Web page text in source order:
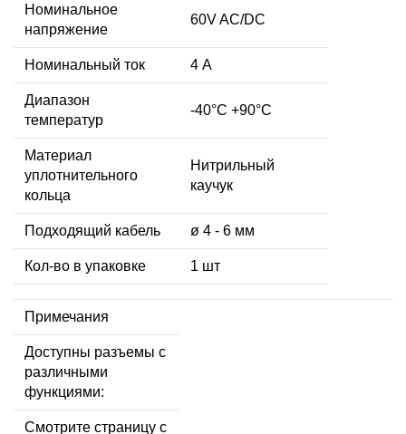
Номинальное
напряжение
60V AC/DC
Номинальный ток 4 А
Диапазон
температур
-40°C +90°C
Материал
уплотнительного
кольца
Нитрильный
каучук
Подходящий кабель ø 4 - 6 мм
Кол-во в упаковке 1 шт
Примечания
Доступны разъемы с
различными
функциями:
Смотрите страницу с